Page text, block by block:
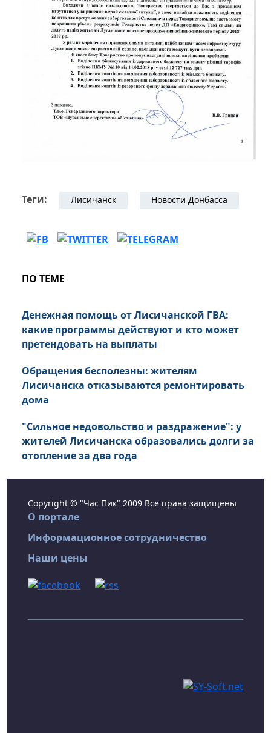
Теги: Лисичанск Новости Донбасса
ПО ТЕМЕ
Денежная помощь от Лисичанской ГВА:
какие программы действуют и кто может
претендовать на выплаты
Обращения бесполезны: жителям
Лисичанска отказываются ремонтировать
дома
"Сильное недовольство и раздражение": у
жителей Лисичанска образовались долги за
отопление за два года
Copyright © "Час Пик" 2009 Все права защищены
О портале
Информационное сотрудничество
Наши цены